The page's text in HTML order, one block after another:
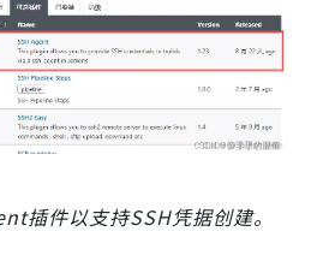
插件以支持SSH凭据创建。